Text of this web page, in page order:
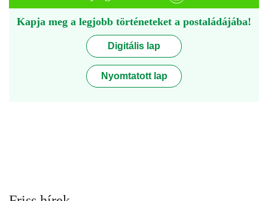
Kapja meg a legjobb történeteket a postaládájába!
Digitális lap
Nyomtatott lap